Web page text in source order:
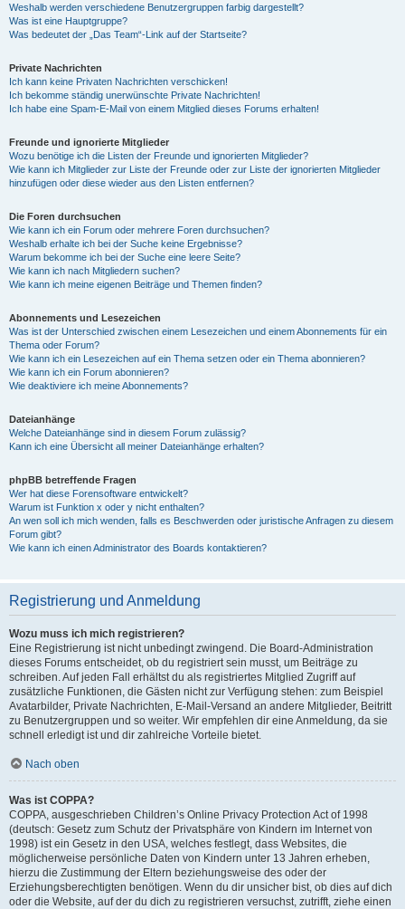
Weshalb werden verschiedene Benutzergruppen farbig dargestellt?
Was ist eine Hauptgruppe?
Was bedeutet der „Das Team“-Link auf der Startseite?
Private Nachrichten
Ich kann keine Privaten Nachrichten verschicken!
Ich bekomme ständig unerwünschte Private Nachrichten!
Ich habe eine Spam-E-Mail von einem Mitglied dieses Forums erhalten!
Freunde und ignorierte Mitglieder
Wozu benötige ich die Listen der Freunde und ignorierten Mitglieder?
Wie kann ich Mitglieder zur Liste der Freunde oder zur Liste der ignorierten Mitglieder
hinzufügen oder diese wieder aus den Listen entfernen?
Die Foren durchsuchen
Wie kann ich ein Forum oder mehrere Foren durchsuchen?
Weshalb erhalte ich bei der Suche keine Ergebnisse?
Warum bekomme ich bei der Suche eine leere Seite?
Wie kann ich nach Mitgliedern suchen?
Wie kann ich meine eigenen Beiträge und Themen finden?
Abonnements und Lesezeichen
Was ist der Unterschied zwischen einem Lesezeichen und einem Abonnements für ein
Thema oder Forum?
Wie kann ich ein Lesezeichen auf ein Thema setzen oder ein Thema abonnieren?
Wie kann ich ein Forum abonnieren?
Wie deaktiviere ich meine Abonnements?
Dateianhänge
Welche Dateianhänge sind in diesem Forum zulässig?
Kann ich eine Übersicht all meiner Dateianhänge erhalten?
phpBB betreffende Fragen
Wer hat diese Forensoftware entwickelt?
Warum ist Funktion x oder y nicht enthalten?
An wen soll ich mich wenden, falls es Beschwerden oder juristische Anfragen zu diesem
Forum gibt?
Wie kann ich einen Administrator des Boards kontaktieren?
Registrierung und Anmeldung
Wozu muss ich mich registrieren?
Eine Registrierung ist nicht unbedingt zwingend. Die Board-Administration
dieses Forums entscheidet, ob du registriert sein musst, um Beiträge zu
schreiben. Auf jeden Fall erhältst du als registriertes Mitglied Zugriff auf
zusätzliche Funktionen, die Gästen nicht zur Verfügung stehen: zum Beispiel
Avatarbilder, Private Nachrichten, E-Mail-Versand an andere Mitglieder, Beitritt
zu Benutzergruppen und so weiter. Wir empfehlen dir eine Anmeldung, da sie
schnell erledigt ist und dir zahlreiche Vorteile bietet.
Nach oben
Was ist COPPA?
COPPA, ausgeschrieben Children’s Online Privacy Protection Act of 1998
(deutsch: Gesetz zum Schutz der Privatsphäre von Kindern im Internet von
1998) ist ein Gesetz in den USA, welches festlegt, dass Websites, die
möglicherweise persönliche Daten von Kindern unter 13 Jahren erheben,
hierzu die Zustimmung der Eltern beziehungsweise des oder der
Erziehungsberechtigten benötigen. Wenn du dir unsicher bist, ob dies auf dich
oder die Website, auf der du dich zu registrieren versuchst, zutrifft, ziehe einen